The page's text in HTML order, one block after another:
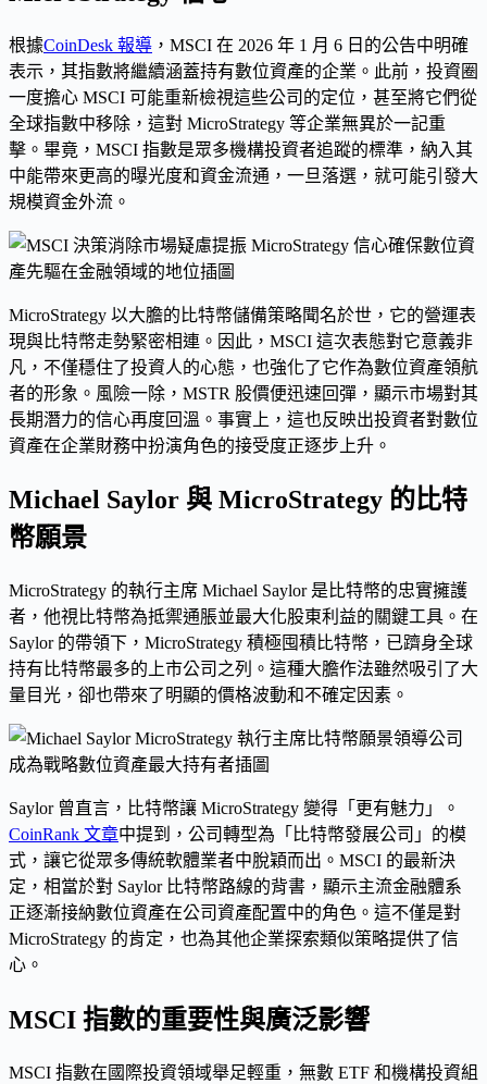
根據CoinDesk 報導 ，MSCI 在 2026 年 1 月 6 日的公告中明確
表示，其指數將繼續涵蓋持有數位資產的企業。此前，投資圈
一度擔心 MSCI 可能重新檢視這些公司的定位，甚至將它們從
全球指數中移除，這對 MicroStrategy 等企業無異於一記重
擊。畢竟，MSCI 指數是眾多機構投資者追蹤的標準，納入其
中能帶來更高的曝光度和資金流通，一旦落選，就可能引發大
規模資金外流。
MicroStrategy 以大膽的比特幣儲備策略聞名於世，它的營運表
現與比特幣走勢緊密相連。因此，MSCI 這次表態對它意義非
凡，不僅穩住了投資人的心態，也強化了它作為數位資產領航
者的形象。風險一除，MSTR 股價便迅速回彈，顯示市場對其
長期潛力的信心再度回溫。事實上，這也反映出投資者對數位
資產在企業財務中扮演角色的接受度正逐步上升。
Michael Saylor 與 MicroStrategy 的比特
幣願景
MicroStrategy 的執行主席 Michael Saylor 是比特幣的忠實擁護
者，他視比特幣為抵禦通脹並最大化股東利益的關鍵工具。在
Saylor 的帶領下，MicroStrategy 積極囤積比特幣，已躋身全球
持有比特幣最多的上市公司之列。這種大膽作法雖然吸引了大
量目光，卻也帶來了明顯的價格波動和不確定因素。
Saylor 曾直言，比特幣讓 MicroStrategy 變得「更有魅力」。
CoinRank 文章中提到，公司轉型為「比特幣發展公司」的模
式，讓它從眾多傳統軟體業者中脫穎而出。MSCI 的最新決
定，相當於對 Saylor 比特幣路線的背書，顯示主流金融體系
正逐漸接納數位資產在公司資產配置中的角色。這不僅是對
MicroStrategy 的肯定，也為其他企業探索類似策略提供了信
心。
MSCI 指數的重要性與廣泛影響
MSCI 指數在國際投資領域舉足輕重，無數 ETF 和機構投資組